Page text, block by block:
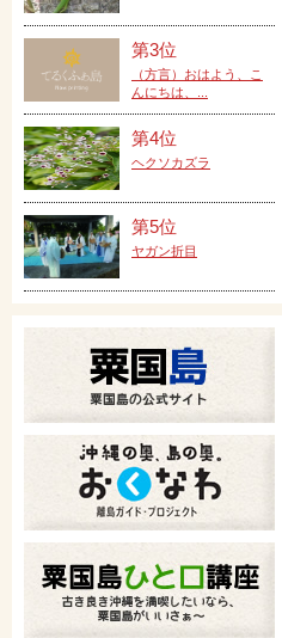
第3位
（方言）おはよう、こ
んにちは、...
第4位
ヘクソカズラ
第5位
ヤガン折目